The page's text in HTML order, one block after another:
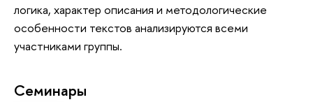
логика, характер описания и методологические
особенности текстов анализируются всеми
участниками группы.
Семинары